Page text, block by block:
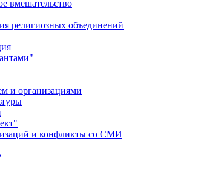
вмешательство
религиозных объединений
и организациями
и конфликты со СМИ